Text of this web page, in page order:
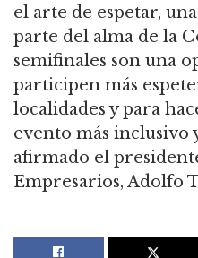
el arte de espetar,
parte del alma de la
semifinales son una
participen más
localidades y para
evento más inclusivo
afirmado el
Empresarios, Adolfo